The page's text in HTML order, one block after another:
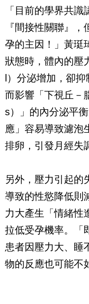
「目前的學界共
『間接性關聯』
孕的主因！」黃珽
狀態時，體內的壓
l）分泌增加，卻
而影響「下視丘－
s）」的內分泌平
應」容易導致濾泡
排卵，引發月經失
另外，壓力引起的
導致的性慾降低則
力大產生「情緒性
拉低受孕機率。「
患者因壓力大、睡
物的反應也可能不